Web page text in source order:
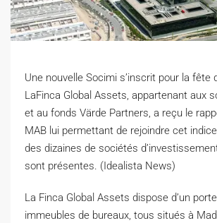
Une nouvelle Socimi s’inscrit pour la fête
LaFinca Global Assets, appartenant aux
et au fonds Värde Partners, a reçu le
MAB lui permettant de rejoindre cet
des dizaines de sociétés
sont présentes. (Idealista News)
La Finca Global Assets dispose d’un
immeubles de bureaux, tous situés à